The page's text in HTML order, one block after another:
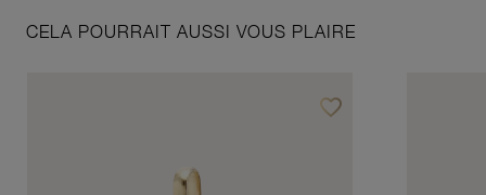
CELA POURRAIT AUSSI VOUS PLAIRE
favorite_borderAjouter à vos favoris